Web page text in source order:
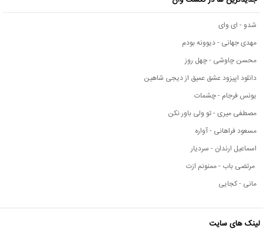
شدو - ای وای
مهدی جهانی - دیوونه بودم
محسن چاوشی - چهل روز
دانلود اپیزود عشق عمیق از دیجی شاهین
یونس فرجام - چشمات
مصطفی میری - تو ولی باور نکن
مسعود فراهانی - آواره
اسماعیل ارندان - سردیار
مرتضی باب - ممنونم ازت
مانی - کجایی
لینک های سایت